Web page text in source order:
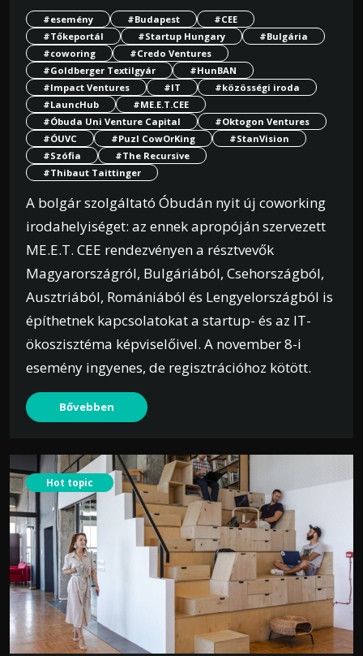
#esemény #Budapest
#CEE
#Tőkeportál
#Startup Hungary
#Bulgária
#coworing
#Credo Ventures
#Goldberger Textilgyár
#HunBAN
#Impact Ventures
#IT
#közösségi iroda
#LauncHub
#ME.E.T.CEE
#Óbuda Uni Venture Capital
#Oktogon Ventures
#ÓUVC
#Puzl CowOrKing
#StanVision
#Szófia
#The Recursive
#Thibaut Taittinger
A bolgár szolgáltató Óbudán nyit új coworking
irodahelyiséget: az ennek apropóján szervezett
ME.E.T. CEE rendezvényen a résztvevők
Magyarországról, Bulgáriából, Csehországból,
Ausztriából, Romániából és Lengyelországból is
építhetnek kapcsolatokat a startup- és az IT-
ökoszisztéma képviselőivel. A november 8-i
esemény ingyenes, de regisztrációhoz kötött.
Bővebben
Hot topic